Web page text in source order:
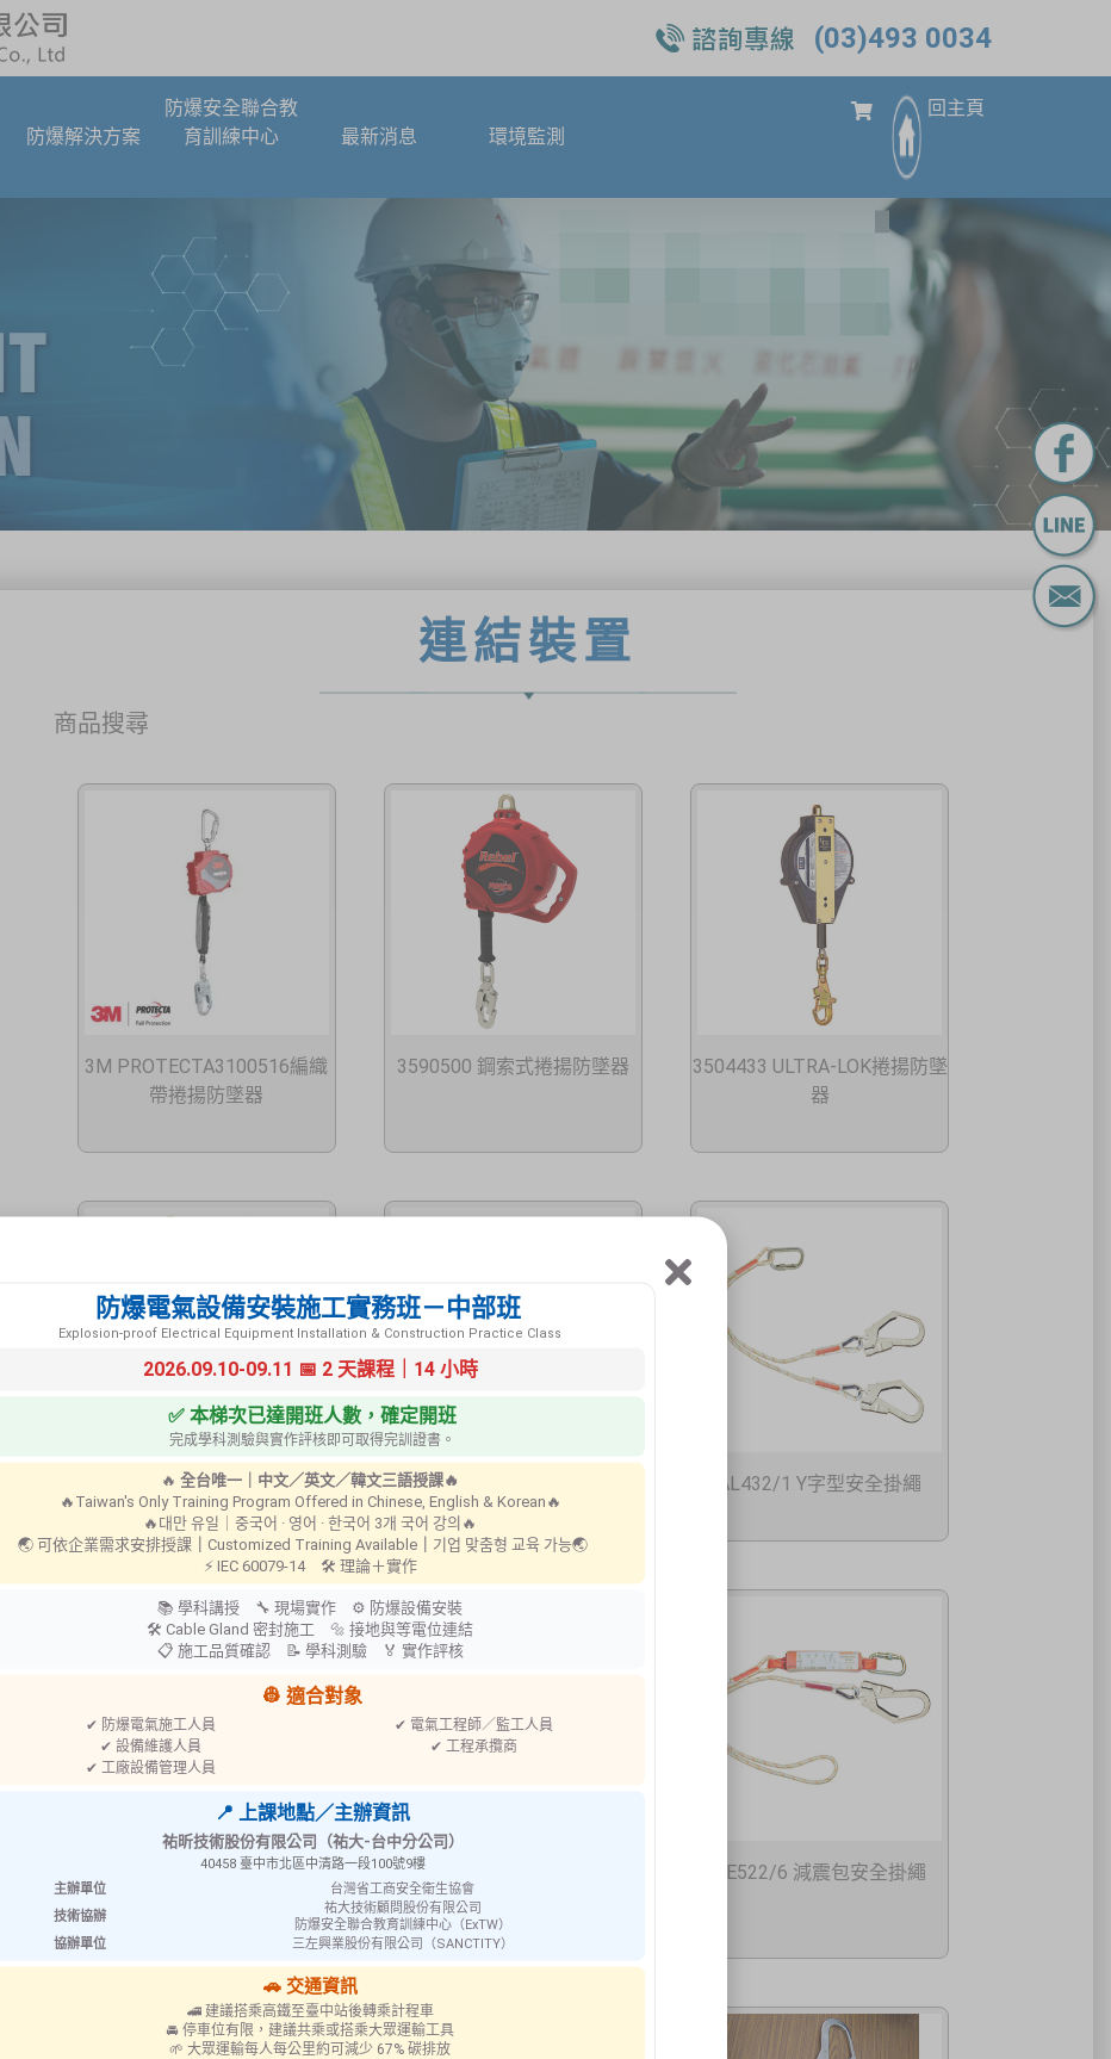
(03)493 0034
防爆解決方案
防爆安全聯合教
育訓練中心
最新消息
環境監測
回主頁
連結裝置
商品搜尋
3M PROTECTA3100516編織
帶捲揚防墜器
3590500 鋼索式捲揚防墜器
3504433 ULTRA-LOK捲揚防墜
器
3102000 捲揚式雙掛繩 1224306 彈性安全掛繩 AL432/1 Y字型安全掛繩
AL420C2 安全掛繩
AE532/3 雙母索式減震包安全
AE522/6 減震包安全掛繩
防爆電氣設備安裝施工實務班－中部班
Explosion-proof Electrical Equipment Installation & Construction Practice Class
2026.09.10-09.11 📅 2 天課程｜14 小時
✅ 本梯次已達開班人數，確定開班
完成學科測驗與實作評核即可取得完訓證書。
🔥 全台唯一｜中文／英文／韓文三語授課🔥
🔥Taiwan's Only Training Program Offered in Chinese, English & Korean🔥
🔥대만 유일｜중국어 · 영어 · 한국어 3개 국어 강의🔥
🌏 可依企業需求安排授課｜ Customized Training Available｜ 기업 맞춤형 교육 가능🌏
⚡ IEC 60079-14 🛠 理論＋實作
📚 學科講授 🔧 現場實作 ⚙ 防爆設備安裝
🛠 Cable Gland 密封施工 🔩 接地與等電位連結
📋 施工品質確認 📝 學科測驗 🏅 實作評核
👷 適合對象
✔ 防爆電氣施工人員
✔ 電氣工程師／監工人員
✔ 設備維護人員
✔ 工程承攬商
✔ 工廠設備管理人員
📍 上課地點／主辦資訊
祐昕技術股份有限公司（祐大-台中分公司）
40458 臺中市北區中清路一段100號9樓
主辦單位
台灣省工商安全衛生協會
技術協辦
祐大技術顧問股份有限公司
防爆安全聯合教育訓練中心（ExTW）
協辦單位
三左興業股份有限公司（SANCTITY）
🚗 交通資訊
🚄 建議搭乘高鐵至臺中站後轉乘計程車
🚘 停車位有限，建議共乘或搭乘大眾運輸工具
🌱 大眾運輸每人每公里約可減少 67% 碳排放